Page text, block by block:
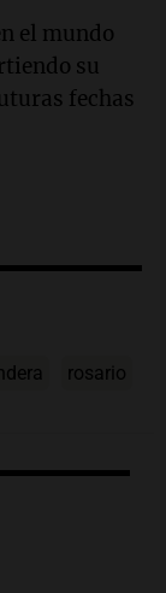
el mundo
su
fechas
rosario